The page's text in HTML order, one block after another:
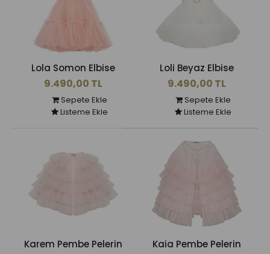
Lola Somon Elbise
9.490,00 TL
Sepete Ekle
Listeme Ekle
Loli Beyaz Elbise
9.490,00 TL
Sepete Ekle
Listeme Ekle
Karem Pembe Pelerin Kaia Pembe Pelerin